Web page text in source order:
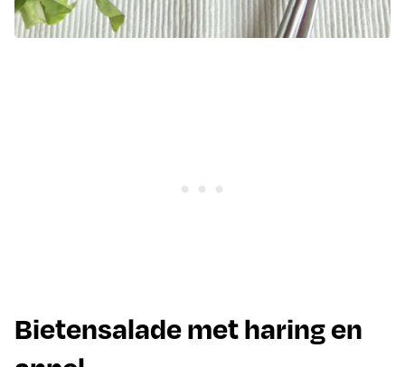
Bietensalade met haring en